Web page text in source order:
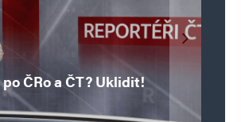
po ČRo a ČT? Uklidit!
teror v EU, 6. díl:
poprava 85letého
kněze Jacquese
Hamela
teror v EU, 5. díl:
oslavy pádu Bastily
v Nice
o Václavu Klausovi:
jazz, hádky, loajalita
Jakl boří legendy
prezidentovi
a politici lžou:
nezachrání
byty ani zkrácené
úvazky
Muž, který se
stát premiérem